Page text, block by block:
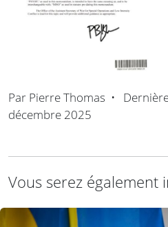
Par Pierre Thomas •
décembre 2025
Vous serez également